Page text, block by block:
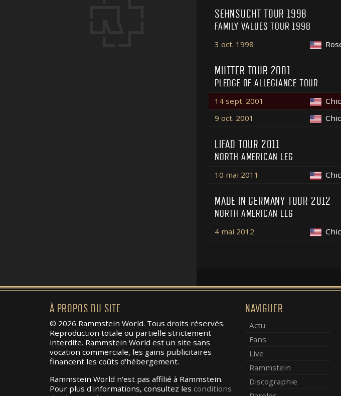
SEHNSUCHT TOUR 1998
FAMILY VALUES TOUR 1998
3 oct. 1998
MUTTER TOUR 2001
PLEDGE OF ALLEGIANCE TOUR
14 sept. 2001
9 oct. 2001
LIFAD TOUR 2011
NORTH AMERICAN LEG
10 mai 2011
MADE IN GERMANY TOUR 2012
NORTH AMERICAN LEG
4 mai 2012
À PROPOS DU SITE
© 2026 Rammstein World. Tous droits réservés.
Reproduction totale ou partielle strictement
interdite. Rammstein World est un site sans
vocation commerciale, les gains publicitaires
financent les coûts d'hébergement.
Rammstein World n'est pas affilié à Rammstein.
Pour plus d'informations, consultez les conditions
NAVIGUER
Actu
Fans
Live
Rammstein
Discographie